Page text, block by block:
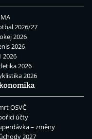
2026/27
2026
2026
2026
2026
2026
OSVČ
účty
– změny
2027